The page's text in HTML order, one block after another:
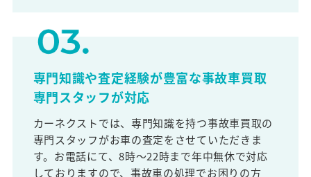
専門知識や査定経験が豊富な事故車買取
専門スタッフが対応
カーネクストでは、専門知識を持つ事故車買取の
専門スタッフがお車の査定をさせていただきま
す。お電話にて、8時～22時まで年中無休で対応
しておりますので、事故車の処理でお困りの方